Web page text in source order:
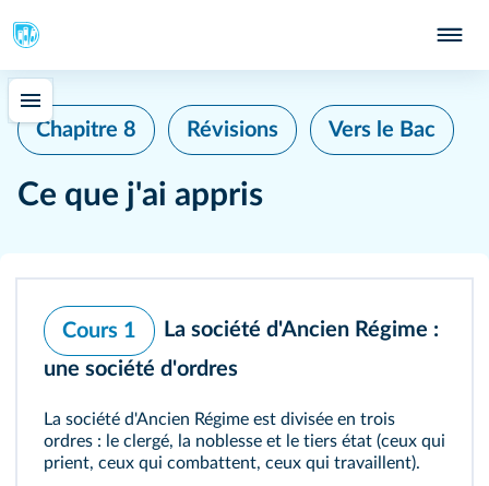
Chapitre 8 Révisions Vers le Bac
Ce que j'ai appris
Cours 1
La société d'Ancien Régime :
une société d'ordres
La société d'Ancien Régime est divisée en trois
ordres : le clergé, la noblesse et le tiers état (ceux qui
prient, ceux qui combattent, ceux qui travaillent).